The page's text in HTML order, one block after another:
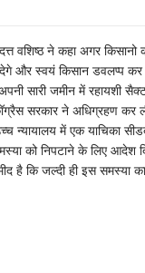
वशिष्ठ ने कहा अगर
और स्वयं किसान डवलप्प
सारी जमीन में रहायशी
सरकार ने अधिग्रहण कर
न्यायालय में एक याचिका
को निपटाने के लिए आदेश
है कि जल्दी ही इस समस्या